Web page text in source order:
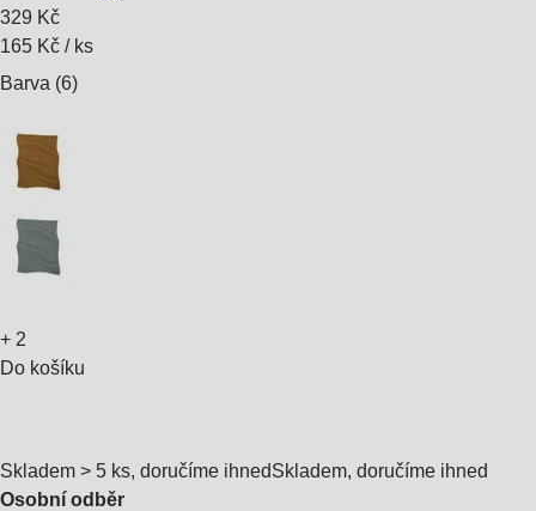
329 Kč
165 Kč / ks
Barva (6)
+ 2
Do košíku
Skladem > 5 ks, doručíme ihnedSkladem, doručíme ihned
Osobní odběr